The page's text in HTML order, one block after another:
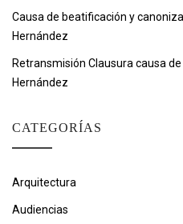
Causa de beatificación y
Hernández
Retransmisión Clausura causa
Hernández
CATEGORÍAS
Arquitectura
Audiencias